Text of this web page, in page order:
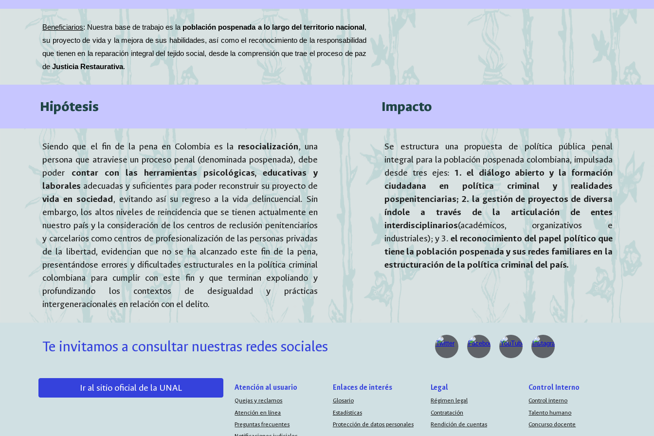
Beneficiarios: Nuestra base de trabajo es lapoblación pospenada a lo largo del territorio nacional ,
su proyecto de vida y la mejora de sus habilidades, así como el reconocimiento de la responsabilidad
que tienen en la reparación integral del tejido social, desde la comprensión que trae el proceso de paz
deJusticia Restaurativa.
Hipótesis Impacto
Siendo que el fin de la pena en Colombia es la resocialización, una
persona que atraviese un proceso penal (denominada pospenada), debe
poder contar con las herramientas psicológicas, educativas y
laboralesadecuadas y suficientes para poder reconstruir su proyecto de
vida en sociedad, evitando así su regreso a la vida delincuencial. Sin
embargo, los altos niveles de reincidencia que se tienen actualmente en
nuestro país y la consideración de los centros de reclusión penitenciarios
y carcelarios como centros de profesionalización de las personas privadas
de la libertad, evidencian que no se ha alcanzado este fin de la pena,
presentándose errores y dificultades estructurales en la política criminal
colombiana para cumplir con este fin y que terminan expoliando y
profundizando los contextos de desigualdad y prácticas
intergeneracionales en relación con el delito.
Se estructura una propuesta de política pública penal
integral para la población pospenada colombiana, impulsada
desde tres ejes: 1. el diálogo abierto y la formación
ciudadana en política criminal y realidades
pospenitenciarias; 2. la gestión de proyectos de diversa
índole a través de la articulación de entes
interdisciplinarios(académicos, organizativos e
industriales); y 3.el reconocimiento del papel político que
tiene la población pospenada y sus redes familiares en la
estructuración de la política criminal del país.
Te invitamos a consultar nuestras redes sociales
Ir al sitio oficial de la UNAL Atención al usuario
Quejas y reclamos
Atención en línea
Preguntas frecuentes
Enlaces de interés
Glosario
Estadísticas
Protección de datos personales
Legal
Régimen legal
Contratación
Rendición de cuentas
Control Interno
Control interno
Talento humano
Concurso docente